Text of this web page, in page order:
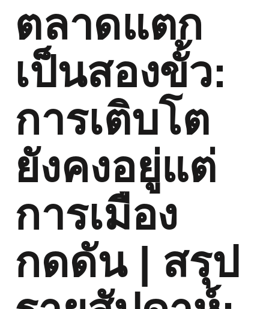
ตลาดแตก
เป็นสองขั้ว:
การเติบโต
ยังคงอยู่แต่
การเมือง
กดดัน | สรุป